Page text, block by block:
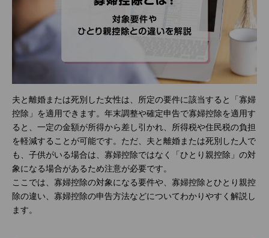
夫と離婚または死別した女性は、所定の要件に該当すると「寡婦
控除」を適用できます。年末調整や確定申告で寡婦控除を適用す
ると、一定の金額が所得から差し引かれ、所得税や住民税の負担
を軽減することが可能です。ただ、夫と離婚または死別した人で
も、子供がいる場合は、寡婦控除ではなく「ひとり親控除」の対
象になる場合があるため注意が必要です。
ここでは、寡婦控除の対象になる要件や、寡婦控除とひとり親控
除の違い、寡婦控除の申告方法などについてわかりやすく解説し
ます。